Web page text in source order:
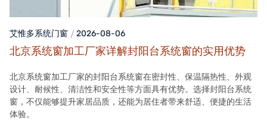
艾惟多系统门窗 2026-08-06
北京系统窗加工厂家详解封阳台系统窗的实用优势
北京系统窗加工厂家的封阳台系统窗在密封性、保温隔热性、外观
设计、耐候性、清洁性和安全性等方面具有优势。选择封阳台系统
窗，不仅能够提升家居品质，还能为居住者带来舒适、便捷的生活
体验。